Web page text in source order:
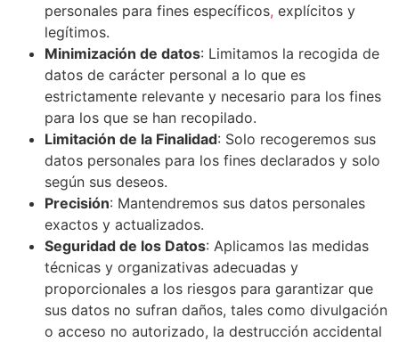
personales para fines específicos, explícitos y
legítimos.
Minimización de datos: Limitamos la recogida de
datos de carácter personal a lo que es
estrictamente relevante y necesario para los fines
para los que se han recopilado.
Limitación de la Finalidad: Solo recogeremos sus
datos personales para los fines declarados y solo
según sus deseos.
Precisión: Mantendremos sus datos personales
exactos y actualizados.
Seguridad de los Datos: Aplicamos las medidas
técnicas y organizativas adecuadas y
proporcionales a los riesgos para garantizar que
sus datos no sufran daños, tales como divulgación
o acceso no autorizado, la destrucción accidental